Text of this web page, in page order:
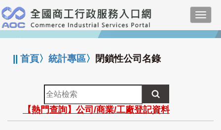
跳
到
主
要
:::
||首頁〉統計專區〉 閉鎖性公司名錄
全
站
檢
索
【熱門查詢】公司/商業/工廠登記資料